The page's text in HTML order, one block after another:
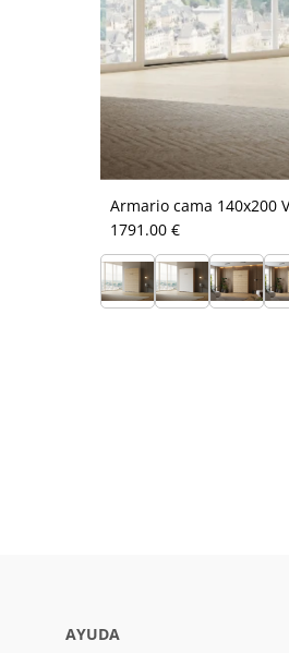
Armario cama 140x200
1791.00 €
AYUDA